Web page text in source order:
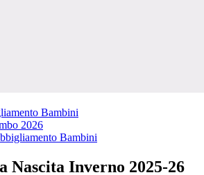
Nascita Inverno 2025-26